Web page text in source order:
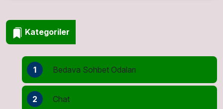
Kategoriler
1 Bedava Sohbet Odaları
2 Chat